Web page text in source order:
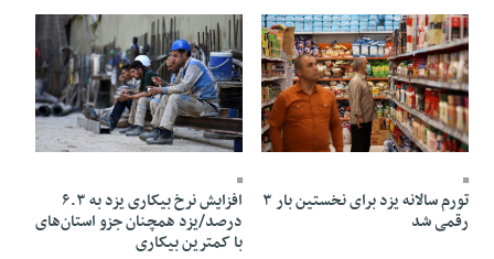
08 Mordad 1405 - 05:26
تورم سالانه یزد برای نخستین بار ۳
رقمی شد
08 Mordad 1405 - 05:18
افزایش نرخ بیکاری یزد به ۶.۳
درصد/یزد همچنان جزو استان‌های
با کمترین بیکاری